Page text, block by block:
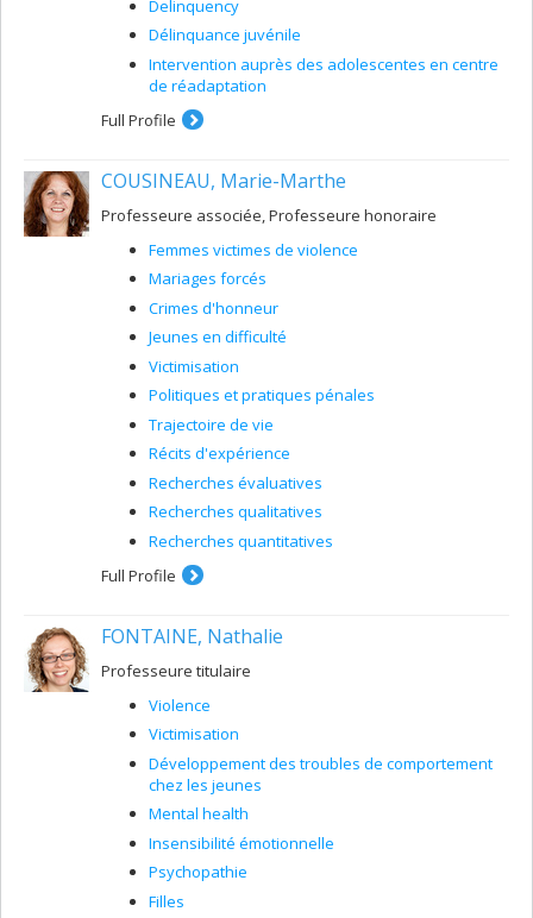
Delinquency
Délinquance juvénile
Intervention auprès des adolescentes en centre
de réadaptation
Full Profile
COUSINEAU, Marie-Marthe
Professeure associée, Professeure honoraire
Femmes victimes de violence
Mariages forcés
Crimes d'honneur
Jeunes en difficulté
Victimisation
Politiques et pratiques pénales
Trajectoire de vie
Récits d'expérience
Recherches évaluatives
Recherches qualitatives
Recherches quantitatives
Full Profile
FONTAINE, Nathalie
Professeure titulaire
Violence
Victimisation
Développement des troubles de comportement
chez les jeunes
Mental health
Insensibilité émotionnelle
Psychopathie
Filles